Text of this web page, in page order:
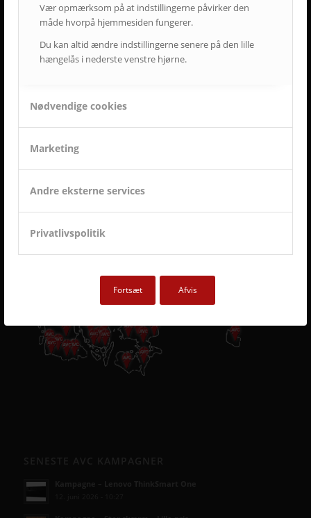
Vær opmærksom på at indstillingerne påvirker den
måde hvorpå hjemmesiden fungerer.
Du kan altid ændre indstillingerne senere på den lille
hængelås i nederste venstre hjørne.
Nødvendige cookies
Marketing
Andre eksterne services
Privatlivspolitik
Fortsæt Afvis
• Vi er udviklings- og kvalitetsorienterede.
• Vi er vedholdende og følger altid opgaven helt til dørs.
• Vi tilbyder dig Danmarks bedste service & support.
• Vi er landsdækkende.
• Vi ved at tilfredse kunder giver langvarige samarbejder.
ET LILLE UDSNIT AF SUCCESFULDE LØSNINGER